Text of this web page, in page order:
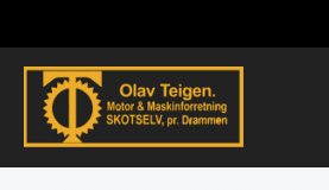
rett
innholdet